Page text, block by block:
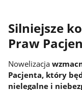
Silniejsze
Praw
Nowelizacja
Pacjenta, który
nielegalne i